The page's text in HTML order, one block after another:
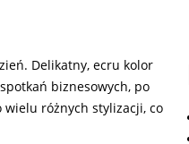
Delikatny, ecru kolor
biznesowych, po
wielu różnych stylizacji, co